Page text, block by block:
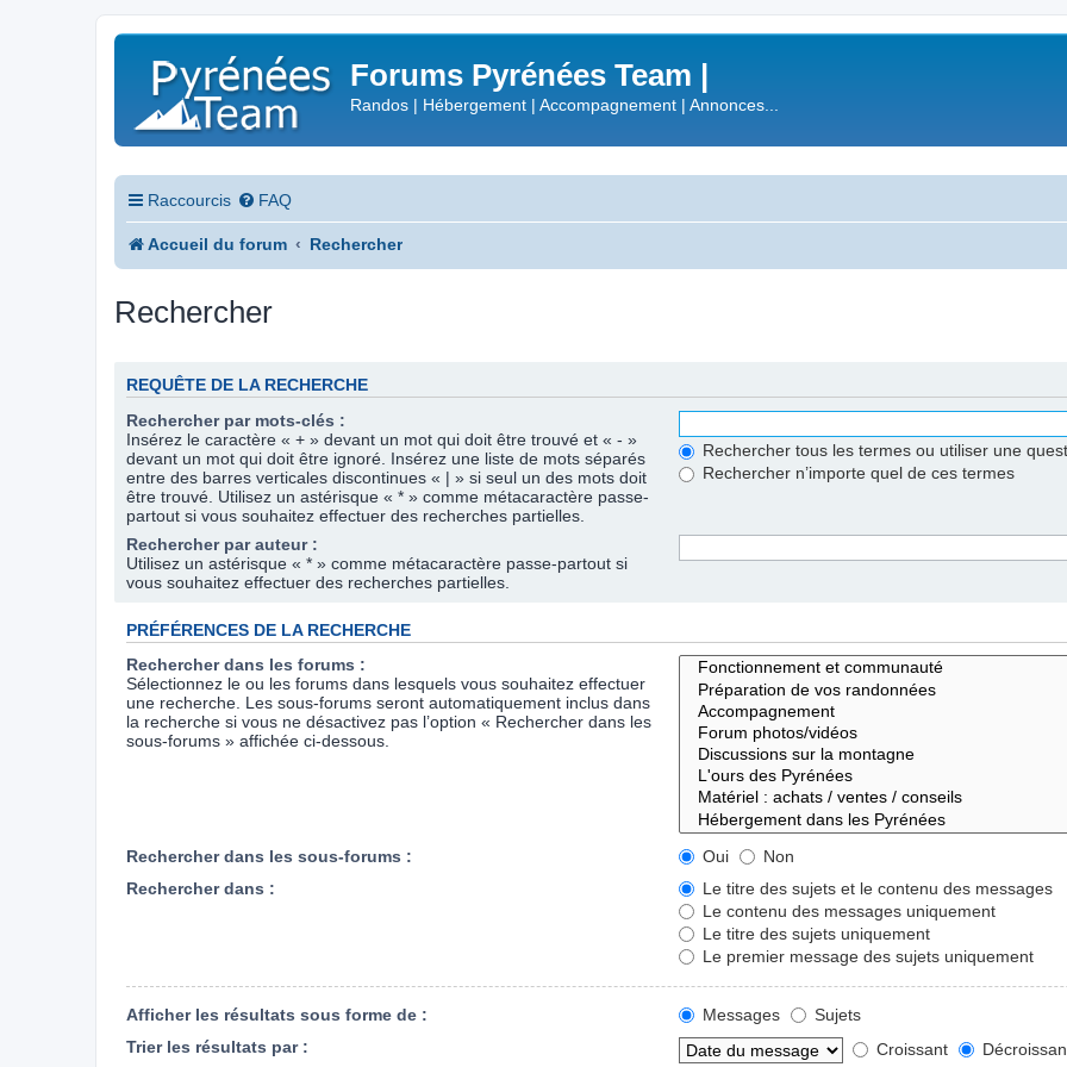
Forums Pyrénées Team |
Randos | Hébergement | Accompagnement | Annonces...
Raccourcis FAQ
Accueil du forum Rechercher
Rechercher
REQUÊTE DE LA RECHERCHE
Rechercher par mots-clés :
Insérez le caractère « + » devant un mot qui doit être trouvé et « - »
devant un mot qui doit être ignoré. Insérez une liste de mots séparés
entre des barres verticales discontinues « | » si seul un des mots doit
être trouvé. Utilisez un astérisque « * » comme métacaractère passe-
partout si vous souhaitez effectuer des recherches partielles.
Rechercher tous les termes ou utiliser une
Rechercher n’importe quel de ces termes
Rechercher par auteur :
Utilisez un astérisque « * » comme métacaractère passe-partout si
vous souhaitez effectuer des recherches partielles.
PRÉFÉRENCES DE LA RECHERCHE
Rechercher dans les forums :
Sélectionnez le ou les forums dans lesquels vous souhaitez effectuer
une recherche. Les sous-forums seront automatiquement inclus dans
la recherche si vous ne désactivez pas l’option « Rechercher dans les
sous-forums » affichée ci-dessous.
Rechercher dans les sous-forums : Oui
Non
Rechercher dans :
Le titre des sujets et le contenu des messages
Le contenu des messages uniquement
Le titre des sujets uniquement
Le premier message des sujets uniquement
Afficher les résultats sous forme de : Messages
Sujets
Trier les résultats par :
Croissant